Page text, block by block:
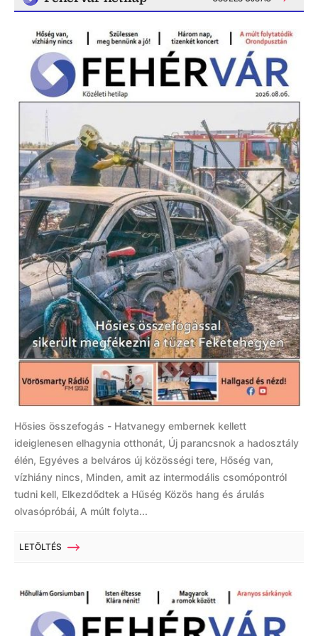
Hősies összefogás - Hatvanegy embernek kellett
ideiglenesen elhagynia otthonát, Új parancsnok a hadosztály
élén, Egyéves a belváros új közösségi tere, Hőség van,
vízhiány nincs, Minden, amit az intermodális csomópontról
tudni kell, Elkezdődtek a Hűség Közös hang és árulás
olvasópróbái, A múlt folyta...
LETÖLTÉS